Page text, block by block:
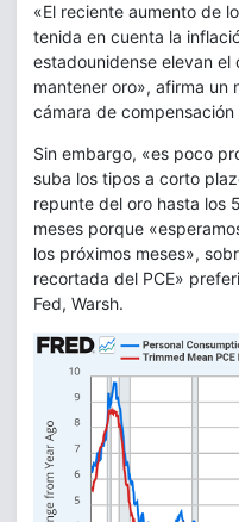
«El reciente aumento de
tenida en cuenta la
estadounidense elevan
mantener oro», afirma un
cámara de
Sin embargo, «es poco
suba los tipos a corto
repunte del oro hasta los
meses porque
los próximos meses»,
recortada del PCE»
Fed, Warsh.